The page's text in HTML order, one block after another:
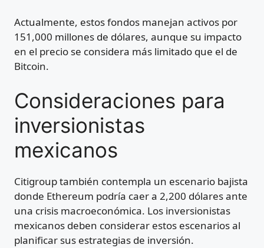
Actualmente, estos fondos manejan activos por
151,000 millones de dólares, aunque su impacto
en el precio se considera más limitado que el de
Bitcoin.
Consideraciones para
inversionistas
mexicanos
Citigroup también contempla un escenario bajista
donde Ethereum podría caer a 2,200 dólares ante
una crisis macroeconómica. Los inversionistas
mexicanos deben considerar estos escenarios al
planificar sus estrategias de inversión.